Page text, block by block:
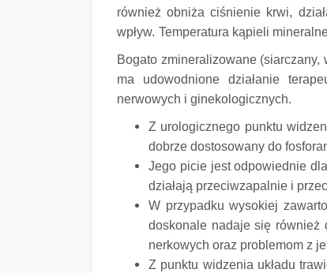
również obniża ciśnienie krwi,
wpływ. Temperatura kąpieli
Bogato zmineralizowane
ma udowodnione działanie
nerwowych i ginekologicznych.
Z urologicznego punktu
dobrze dostosowany do
Jego picie jest odpowiednie
działają przeciwzapalnie i
W przypadku wysokiej
doskonale nadaje się również
nerkowych oraz problemom z
Z punktu widzenia układu